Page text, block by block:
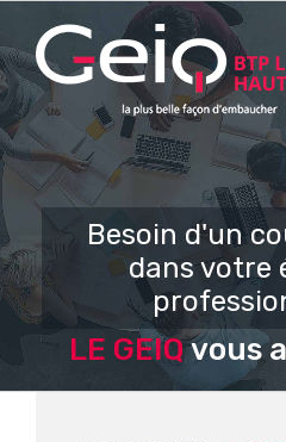
contenu
Besoin d'un
dans votre
LE GEIQvous